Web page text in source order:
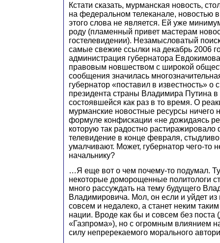
Кстати сказать, мурманская новость,
на федеральном телеканале, новостью
этого слова не является. Ей уже
роду (пламенный привет мастерам
гостелевидении). Незамысловатый
самые свежие ссылки на декабрь 2006
администрация губернатора
правовым новшеством с широкой
сообщения значилась
губернатор «поставил в известность» о
президента страны Владимира Путина в
состоявшейся как раз в то время. О
мурманские новостные ресурсы ничего
формуле конфискации «не дожидаясь
которую так радостно
телевидение в конце февраля,
умалчивают. Может, губернатор чего-то
начальнику?
…Я еще вот о чем почему-то подумал.
некоторые доморощенные политологи
много рассуждать на тему будущего
Владимировича. Мол, он если и уйдет из
совсем и недалеко, а станет неким
нации. Вроде как бы и совсем без поста
«Газпрома»), но с огромным влиянием
силу непререкаемого морального